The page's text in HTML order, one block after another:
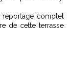
reportage complet
de cette terrasse